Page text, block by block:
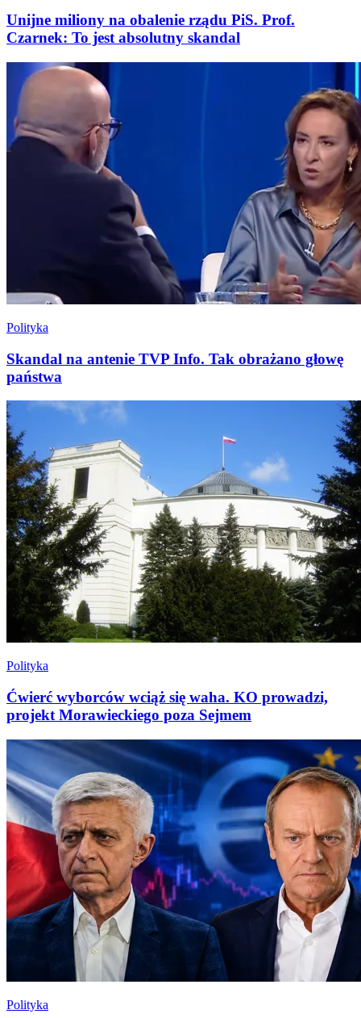
Unijne miliony na obalenie rządu PiS. Prof.
Czarnek: To jest absolutny skandal
Polityka
Skandal na antenie TVP Info. Tak obrażano głowę
państwa
Polityka
Ćwierć wyborców wciąż się waha. KO prowadzi,
projekt Morawieckiego poza Sejmem
Polityka